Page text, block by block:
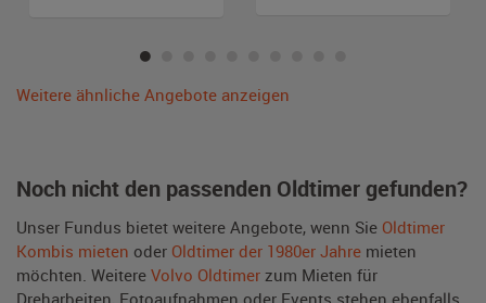
Weitere ähnliche Angebote anzeigen
Noch nicht den passenden Oldtimer gefunden?
Unser Fundus bietet weitere Angebote, wenn Sie Oldtimer
Kombis mieten oder Oldtimer der 1980er Jahre mieten
möchten. Weitere Volvo Oldtimer zum Mieten für
Dreharbeiten, Fotoaufnahmen oder Events stehen ebenfalls